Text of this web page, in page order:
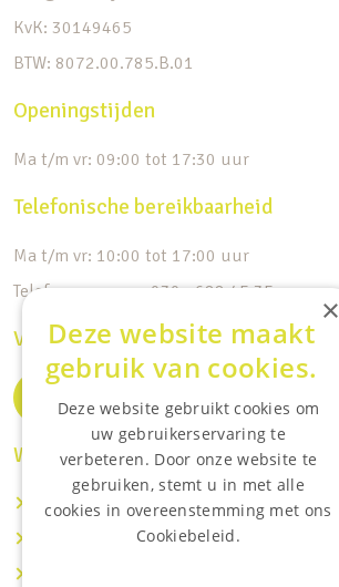
KvK: 30149465
BTW: 8072.00.785.B.01
Openingstijden
Ma t/m vr: 09:00 tot 17:30 uur
Telefonische bereikbaarheid
Ma t/m vr: 10:00 tot 17:00 uur
Telefoonnummer: 030 - 688 45 35
Volg ons op de socials
Waar wij o.a actief zijn:
Makelaar IJsselstein
Makelaar Utrecht
×
Deze website maakt
gebruik van cookies.
Deze website gebruikt cookies om
uw gebruikerservaring te
verbeteren. Door onze website te
gebruiken, stemt u in met alle
cookies in overeenstemming met ons
Cookiebeleid.